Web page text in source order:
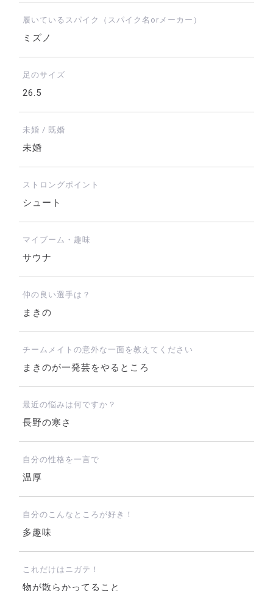
履いているスパイク（スパイク名orメーカー）
ミズノ
足のサイズ
26.5
未婚 / 既婚
未婚
ストロングポイント
シュート
マイブーム・趣味
サウナ
仲の良い選手は？
まきの
チームメイトの意外な一面を教えてください
まきのが一発芸をやるところ
最近の悩みは何ですか？
長野の寒さ
自分の性格を一言で
温厚
自分のこんなところが好き！
多趣味
これだけはニガテ！
物が散らかってること